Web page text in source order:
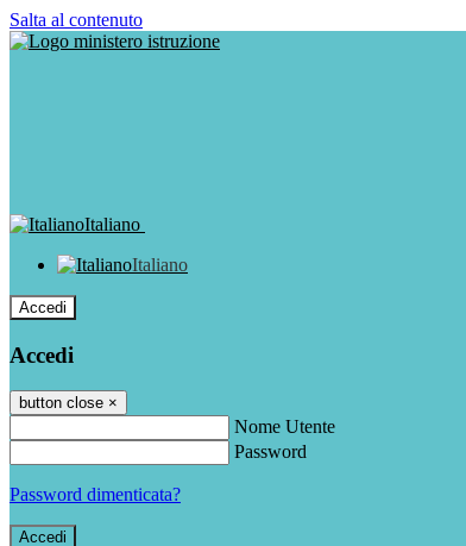
Salta al contenuto
Italiano
Italiano
Accedi
Accedi
button close ×
Nome Utente
Password
Password dimenticata?